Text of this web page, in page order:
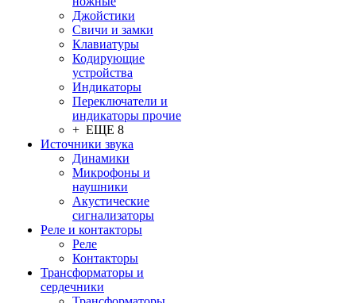
Джойстики
Свичи и замки
Клавиатуры
Кодирующие
устройства
Индикаторы
Переключатели и
индикаторы прочие
+ ЕЩЕ 8
Источники звука
Динамики
Микрофоны и
наушники
Акустические
сигнализаторы
Реле и контакторы
Реле
Контакторы
Трансформаторы и
сердечники